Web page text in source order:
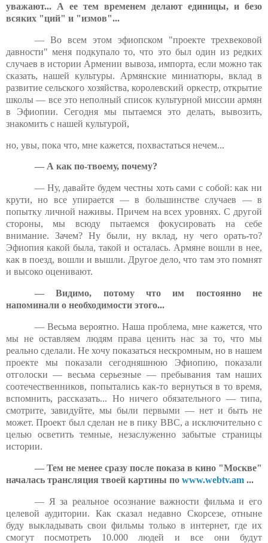
уважают... А ее тем временем делают единицы, и безо
всяких "ций" и "измов"...
— Во всем этом эфиопском "проекте трехвековой
давности" меня подкупало то, что это был один из редких
случаев в истории Армении вывоза, импорта, если можно так
сказать, нашей культуры. Армянские миниатюры, вклад в
развитие сельского хозяйства, королевский оркестр, открытие
школы — все это неполный список культурной миссии армян
в Эфиопии. Сегодня мы пытаемся это делать, вывозить,
знакомить с нашей культурой,
но, увы, пока что, мне кажется, похвастаться нечем...
— А как по-твоему, почему?
— Ну, давайте будем честны хоть сами с собой: как ни
крути, но все упирается — в большинстве случаев — в
попытку личной наживы. Причем на всех уровнях. С другой
стороны, мы всюду пытаемся фокусировать на себе
внимание. Зачем? Ну были, ну вклад, ну чего орать-то?
Эфиопия какой была, такой и осталась. Армяне вошли в нее,
как в поезд, вошли и вышли. Другое дело, что там это помнят
и высоко оценивают.
— Видимо, потому что им постоянно не
напоминали о необходимости этого...
— Весьма вероятно. Наша проблема, мне кажется, что
мы не оставляем людям права ценить нас за то, что мы
реально сделали. Не хочу показаться нескромным, но в нашем
проекте мы показали сегодняшнюю Эфиопию, показали
отголоски — весьма серьезные — пребывания там наших
соотечественников, попытались как-то вернуться в то время,
вспомнить, рассказать... Но ничего обязательного — типа,
смотрите, завидуйте, мы были первыми — нет и быть не
может. Проект был сделан не в пику BBC, а исключительно с
целью осветить темные, незаслуженно забытые страницы
истории.
— Тем не менее сразу после показа в кино "Москве"
началась трансляция твоей картины по www.webtv.am ...
— Я за реальное осознание важности фильма и его
целевой аудитории. Как сказал недавно Скорсезе, отныне
буду выкладывать свои фильмы только в интернет, где их
смогут посмотреть 10.000 людей и все они будут